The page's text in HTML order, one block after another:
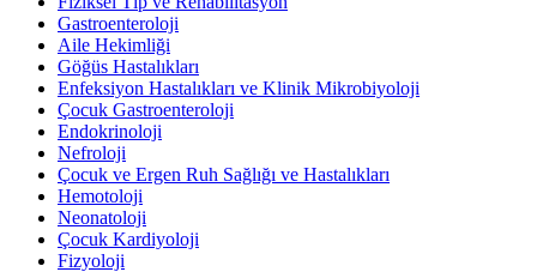
Gastroenteroloji
Aile Hekimliği
Göğüs Hastalıkları
Enfeksiyon Hastalıkları ve Klinik Mikrobiyoloji
Çocuk Gastroenteroloji
Endokrinoloji
Nefroloji
Çocuk ve Ergen Ruh Sağlığı ve Hastalıkları
Hemotoloji
Neonatoloji
Çocuk Kardiyoloji
Fizyoloji